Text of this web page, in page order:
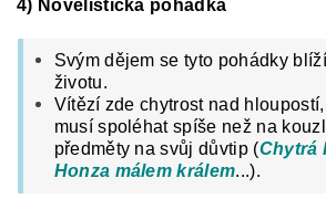
4) Novelistická pohádka
Svým dějem se tyto pohádky
životu.
Vítězí zde chytrost nad
musí spoléhat spíše než na
předměty na svůj důvtip (Chytrá
Honza málem králem...).